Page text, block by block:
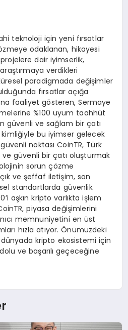
teknoloji için yeni fırsatlar
odaklanan, hikayesi
dair iyimserlik,
verdikleri
paradigmada değişimler
fırsatlar açığa
faaliyet gösteren, Sermaye
%100 uyum taahhüt
güvenli ve sağlam bir çatı
bu iyimser gelecek
noktası CoinTR, Türk
ve güvenli bir çatı oluşturmak
sorun çözme
ve şeffaf iletişim, son
standartlarda güvenlik
aşkın kripto varlıkta işlem
piyasa değişimlerini
memnuniyetini en üst
hızla atıyor. Önümüzdeki
kripto ekosistemi için
ve başarılı geçeceğine